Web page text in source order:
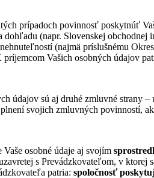
prípadoch povinnosť poskytnúť
dohľadu (napr. Slovenskej
(najmä príslušnému
Vašich osobných údajov
údajov sú aj druhé zmluvné strany
svojich zmluvných povinností,
osobné údaje aj svojím
s Prevádzkovateľom, v ktorej
patria: spoločnosť